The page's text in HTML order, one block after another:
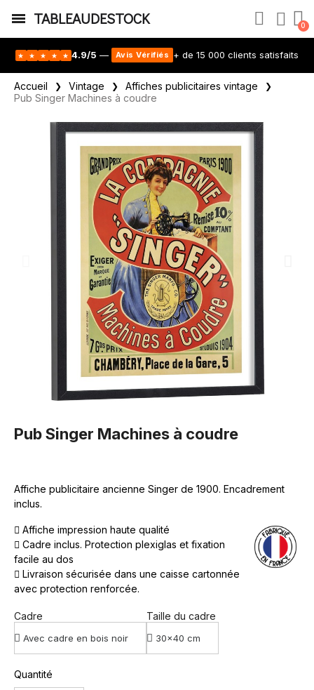
TABLEAUDESTOCK
★ ★ ★ ★ ★ 4.9/5 — Avis Vérifiés + de 15 000 clients satisfaits
Accueil Vintage
Affiches publicitaires vintage
Pub Singer Machines à coudre
Pub Singer Machines à coudre
Affiche publicitaire ancienne Singer de 1900. Encadrement
inclus.
Affiche impression haute qualité
Cadre inclus. Protection plexiglas et fixation
facile au dos
Livraison sécurisée dans une caisse cartonnée
avec protection renforcée.
Cadre Taille du cadre
Quantité